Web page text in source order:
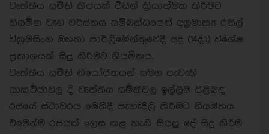
වෘත්තීය සමිති කීපයක් විසින් ක්‍රියාත්මක කිරීමට
නියමිත වැඩ වර්ජනය සම්බන්ධයෙන් අග්‍රමාත්‍ය රනිල්
වික්‍රමසිංහ මහතා පාර්ලිමේන්තුවේදී අද (14දා) විශේෂ
ප්‍රකාශයක් සිදු කිරීමට නියමිතය.
වෘත්තීය සමිති නියෝජිතයන් සමග පැවැති
සාකච්ඡාවල දී වෘත්තීය සමිතිවල ඉල්ලීම පිළිබඳ
රජයේ ස්ථාවරය මෙහිදී පැහැදිලි කිරීමට නියමිතය.
එමෙන්ම රජයක් ලෙස කළ හැකි සියලු දේ සිදු කිරීම